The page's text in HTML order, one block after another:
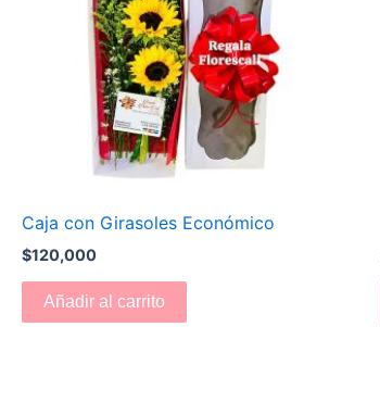
Caja con Girasoles Económico
$120,000
Añadir al carrito